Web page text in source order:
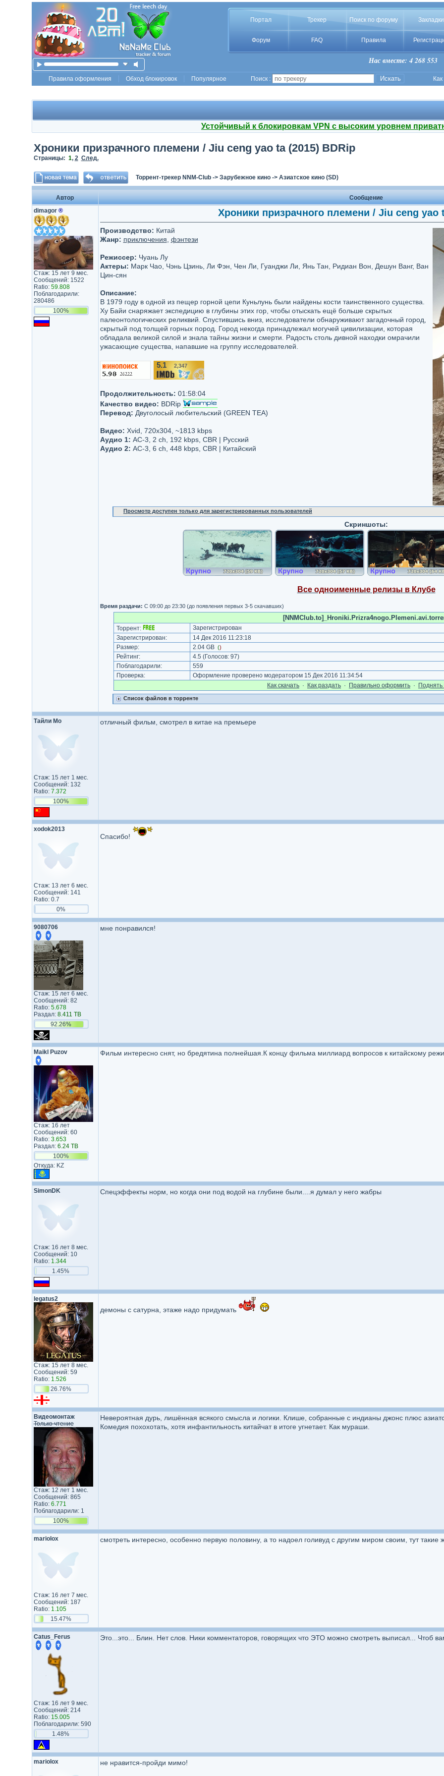
Портал Трекер Поиск по форуму Закладки
Форум FAQ Правила
Нас вместе: 4 268 553
Правила оформления Обход блокировок Популярное Поиск :
Устойчивый к блокировкам VPN с высоким уровнем
Хроники призрачного племени / Jiu ceng yao ta (2015) BDRip
Страницы: 1, 2 След.
Торрент-трекер NNM-Club-> Зарубежное кино-> Азиатское кино (SD)
Автор
Сообщение
dimagor ®
Стаж: 15 лет 9 мес.
Сообщений: 1522
Ratio: 59.808
Поблагодарили:
280486
100%
Хроники призрачного племени / Jiu ceng yao
Производство: Китай
Жанр: приключения фэнтези
Режиссер: Чуань Лу
Актеры: Марк Чао, Чэнь Цзинь, Ли Фэн, Чен Ли, Гуанджи Ли, Янь Тан, Ридиан Вон, Дешун Ванг, Ван
Цин-сян
Описание:
В 1979 году в одной из пещер горной цепи Куньлунь были найдены кости таинственного существа.
Ху Байи снаряжает экспедицию в глубины этих гор, чтобы отыскать ещё больше скрытых
палеонтологических реликвий. Спустившись вниз, исследователи обнаруживают загадочный город,
скрытый под толщей горных пород. Город некогда принадлежал могучей цивилизации, которая
обладала великой силой и знала тайны жизни и смерти. Радость столь дивной находки омрачили
ужасающие существа, напавшие на группу исследователей.
5.1/10 2,347
Продолжительность: 01:58:04
Качество видео: BDRip
Перевод: Двуголосый любительский (GREEN TEA)
Видео: Xvid, 720х304, ~1813 kbps
Аудио 1: AC-3, 2 ch, 192 kbps, CBR | Русский
Аудио 2: AC-3, 6 ch, 448 kbps, CBR | Китайский
Просмотр доступен только для зарегистрированных пользователей
Скриншоты:
Все одноименные релизы в Клубе
Время раздачи: С 09:00 до 23:30 (до появления первых 3-5 скачавших)
Торрент:
Зарегистрирован
Зарегистрирован:
14 Дек 2016 11:23:18
Размер:
2.04 GB ()
Рейтинг: 4.5 (Голосов: 97)
Поблагодарили:
559
Проверка:
Оформление проверено модератором 15 Дек 2016 11:34:54
Как cкачать · Как раздать · Правильно оформить · Поднять
Список файлов в торренте
Тайли Мо
Стаж: 15 лет 1 мес.
Сообщений: 132
Ratio: 7.372
100%
отличный фильм, смотрел в китае на премьере
xodok2013
Стаж: 13 лет 6 мес.
Сообщений: 141
Ratio: 0.7
0%
Спасибо!
9080706
Стаж: 15 лет 6 мес.
Сообщений: 82
Ratio: 5.678
Раздал: 8.411 TB
92.26%
мне понравился!
Maikl Puzov
Стаж: 16 лет
Сообщений: 60
Ratio: 3.653
Раздал: 6.24 TB
100%
Откуда: KZ
Фильм интересно снят, но бредятина полнейшая.К концу фильма миллиард вопросов к китайскому
SimonDK
Стаж: 16 лет 8 мес.
Сообщений: 10
Ratio: 1.344
1.45%
Спецэффекты норм, но когда они под водой на глубине были....я думал у него жабры
legatus2
Стаж: 15 лет 8 мес.
Сообщений: 59
Ratio: 1.526
26.76%
демоны с сатурна, этаже надо придумать
Видеомонтаж
Только чтение
Стаж: 12 лет 1 мес.
Сообщений: 865
Ratio: 6.771
Поблагодарили: 1
100%
Невероятная дурь, лишённая всякого смысла и логики. Клише, собранные с индианы джонс плюс
Комедия похохотать, хотя инфантильность китайчат в итоге угнетает. Как мураши.
mariolox
Стаж: 16 лет 7 мес.
Сообщений: 187
Ratio: 1.105
15.47%
смотреть интересно, особенно первую половину, а то надоел голивуд с другим миром своим, тут такие
Catus_Ferus
Стаж: 16 лет 9 мес.
Сообщений: 214
Ratio: 15.005
Поблагодарили: 590
1.48%
Это...это... Блин. Нет слов. Ники комментаторов, говорящих что ЭТО можно смотреть выписал... Чтоб
mariolox не нравится-пройди мимо!